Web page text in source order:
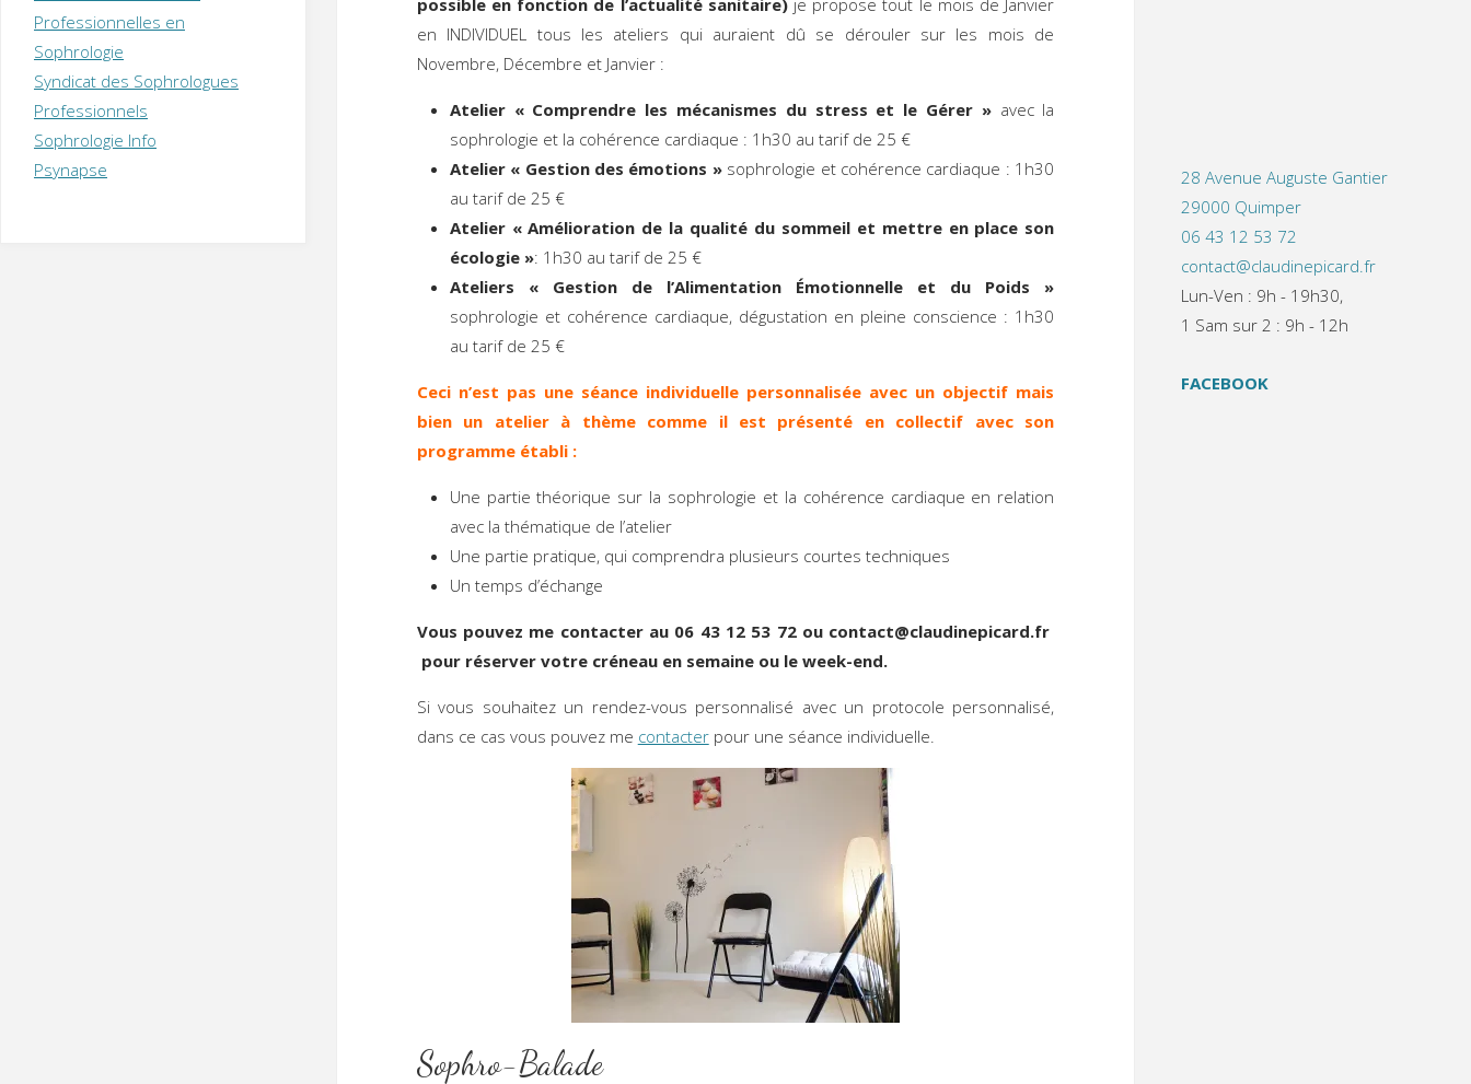
en INDIVIDUEL tous les ateliers qui auraient dû se dérouler sur les mois de
Novembre, Décembre et Janvier :
Atelier « Comprendre les mécanismes du stress et le Gérer »avec la
sophrologie et la cohérence cardiaque : 1h30 au tarif de 25 €
Atelier « Gestion des émotions »sophrologie et cohérence cardiaque : 1h30
au tarif de 25 €
Atelier « Amélioration de la qualité du sommeil et mettre en place son
écologie »: 1h30 au tarif de 25 €
Ateliers « Gestion de l’Alimentation Émotionnelle et du Poids »
sophrologie et cohérence cardiaque, dégustation en pleine conscience : 1h30
au tarif de 25 €
Ceci n’est pas une séance individuelle personnalisée avec un objectif mais
bien un atelier à thème comme il est présenté en collectif avec son
programme établi :
Une partie théorique sur la sophrologie et la cohérence cardiaque en relation
avec la thématique de l’atelier
Une partie pratique, qui comprendra plusieurs courtes techniques
Un temps d’échange
Vous pouvez me contacter au 06 43 12 53 72 ou contact@claudinepicard.fr
pour réserver votre créneau en semaine ou le week-end.
Si vous souhaitez un rendez-vous personnalisé avec un protocole personnalisé,
dans ce cas vous pouvez me contacterpour une séance individuelle.
Sophro-Balade
Professionnelles en
Sophrologie
Syndicat des Sophrologues
Professionnels
Sophrologie Info
Psynapse
28 Avenue Auguste Gantier
29000 Quimper
06 43 12 53 72
contact@claudinepicard.fr
Lun-Ven : 9h - 19h30,
1 Sam sur 2 : 9h - 12h
FACEBOOK